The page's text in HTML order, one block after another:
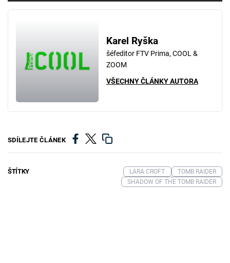
Karel Ryška
šéfeditor FTV Prima, COOL &
ZOOM
VŠECHNY ČLÁNKY AUTORA
SDÍLEJTE ČLÁNEK
ŠTÍTKY LARA CROFT
TOMB RAIDER
SHADOW OF THE TOMB RAIDER